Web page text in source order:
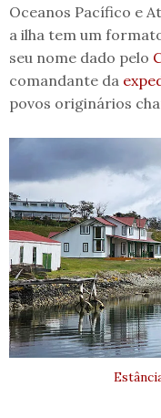
Oceanos Pacífico e
a ilha tem um
seu nome dado pelo
comandante da
povos originários